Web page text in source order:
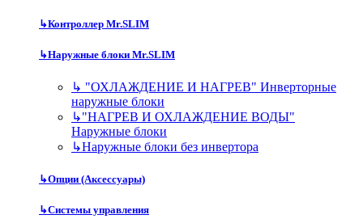
↳Контроллер Mr.SLIM
↳Наружные блоки Mr.SLIM
↳ "ОХЛАЖДЕНИЕ И НАГРЕВ" Инверторные
наружные блоки
↳"НАГРЕВ И ОХЛАЖДЕНИЕ ВОДЫ"
Наружные блоки
↳Наружные блоки без инвертора
↳Опции (Аксессуары)
↳Системы управления